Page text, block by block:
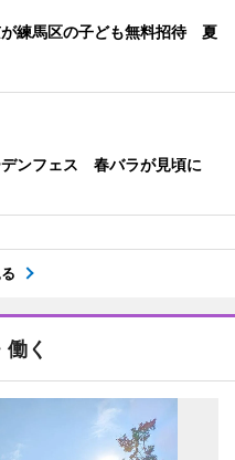
が練馬区の子ども無料招待 夏
ンフェス 春バラが見頃に
く